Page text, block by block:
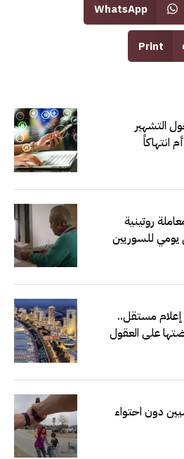
WhatsApp
Print
التشهير
انتهاكاً
روتينية
للسوريين
إعلام مستقل..
على العقول
دون احتواء